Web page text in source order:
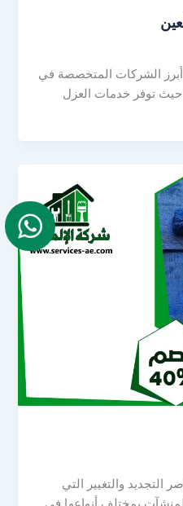
أبرز الشركات المتخصصة في
توفر خدمات العزل
والتغيير التي